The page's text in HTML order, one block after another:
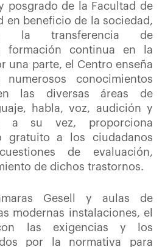
posgrado de la Facultad de
en beneficio de la sociedad,
la transferencia de
formación continua en la
una parte, el Centro enseña
conocimientos
las diversas áreas de
habla, voz, audición y
a su vez, proporciona
gratuito a los ciudadanos
de evaluación,
de dichos trastornos.
Gesell y aulas de
modernas instalaciones, el
las exigencias y los
por la normativa para